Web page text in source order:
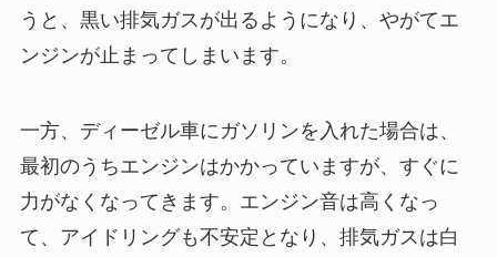
うと、黒い排気ガスが出るようになり、やがてエ
ンジンが止まってしまいます。
一方、ディーゼル車にガソリンを入れた場合は、
最初のうちエンジンはかかっていますが、すぐに
力がなくなってきます。エンジン音は高くなっ
て、アイドリングも不安定となり、排気ガスは白